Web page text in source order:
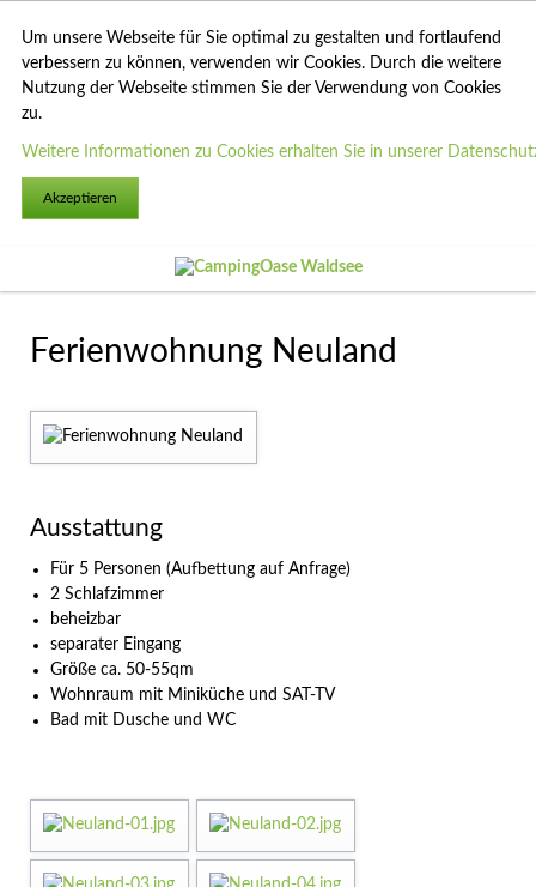
Um unsere Webseite für Sie optimal zu gestalten und fortlaufend
verbessern zu können, verwenden wir Cookies. Durch die weitere
Nutzung der Webseite stimmen Sie der Verwendung von Cookies
zu.
Weitere Informationen zu Cookies erhalten Sie in unserer
Akzeptieren
Ferienwohnung Neuland
Ausstattung
Für 5 Personen (Aufbettung auf Anfrage)
2 Schlafzimmer
beheizbar
separater Eingang
Größe ca. 50-55qm
Wohnraum mit Miniküche und SAT-TV
Bad mit Dusche und WC